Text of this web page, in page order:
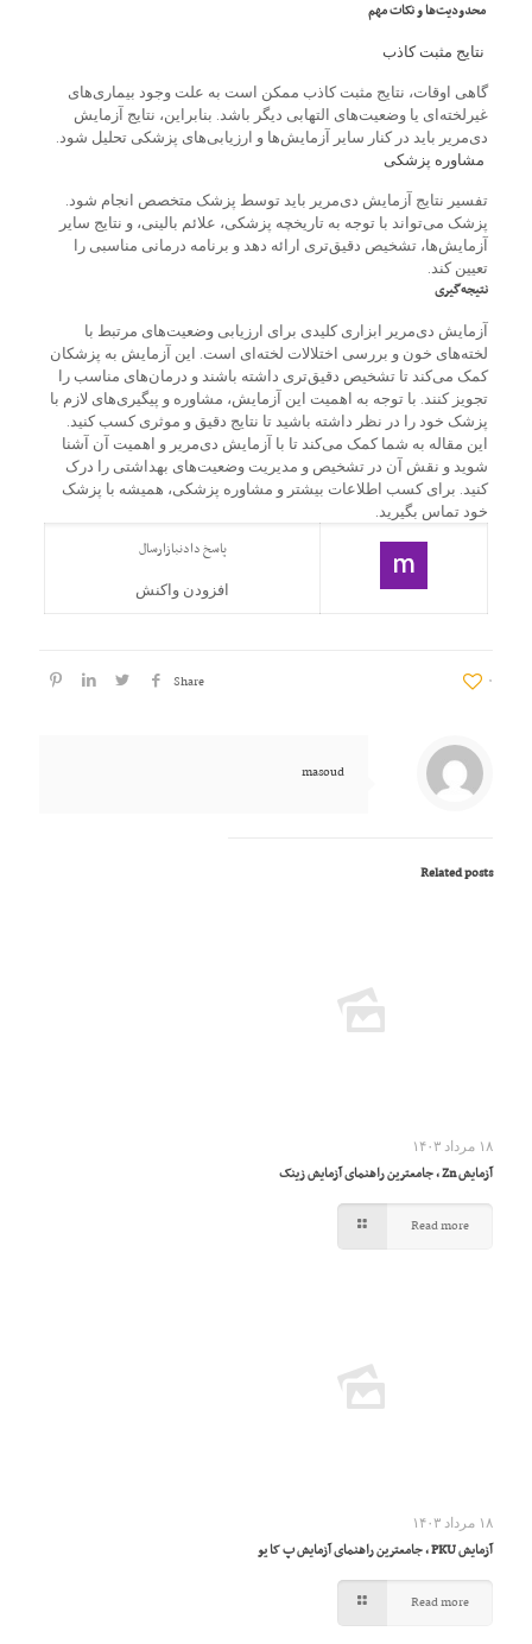
محدودیت‌ها و نکات مهم
نتایج مثبت کاذب
گاهی اوقات، نتایج مثبت کاذب ممکن است به علت وجود بیماری‌های
غیرلخته‌ای یا وضعیت‌های التهابی دیگر باشد. بنابراین، نتایج آزمایش
دی‌مریر باید در کنار سایر آزمایش‌ها و ارزیابی‌های پزشکی تحلیل شود.
مشاوره پزشکی
تفسیر نتایج آزمایش دی‌مریر باید توسط پزشک متخصص انجام شود.
پزشک می‌تواند با توجه به تاریخچه پزشکی، علائم بالینی، و نتایج سایر
آزمایش‌ها، تشخیص دقیق‌تری ارائه دهد و برنامه درمانی مناسبی را
تعیین کند.
نتیجه‌گیری
آزمایش دی‌مریر ابزاری کلیدی برای ارزیابی وضعیت‌های مرتبط با
لخته‌های خون و بررسی اختلالات لخته‌ای است. این آزمایش به پزشکان
کمک می‌کند تا تشخیص دقیق‌تری داشته باشند و درمان‌های مناسب را
تجویز کنند. با توجه به اهمیت این آزمایش، مشاوره و پیگیری‌های لازم با
پزشک خود را در نظر داشته باشید تا نتایج دقیق و موثری کسب کنید.
این مقاله به شما کمک می‌کند تا با آزمایش دی‌مریر و اهمیت آن آشنا
شوید و نقش آن در تشخیص و مدیریت وضعیت‌های بهداشتی را درک
کنید. برای کسب اطلاعات بیشتر و مشاوره پزشکی، همیشه با پزشک
خود تماس بگیرید.
پاسخ دادنبازارسال
افزودن واکنش
Share ۰
masoud
Related posts
۱۸ مرداد ۱۴۰۳
آزمایش Zn ، جامعترین راهنمای آزمایش زینک
Read more
۱۸ مرداد ۱۴۰۳
آزمایش PKU ، جامعترین راهنمای آزمایش پ کا یو
Read more